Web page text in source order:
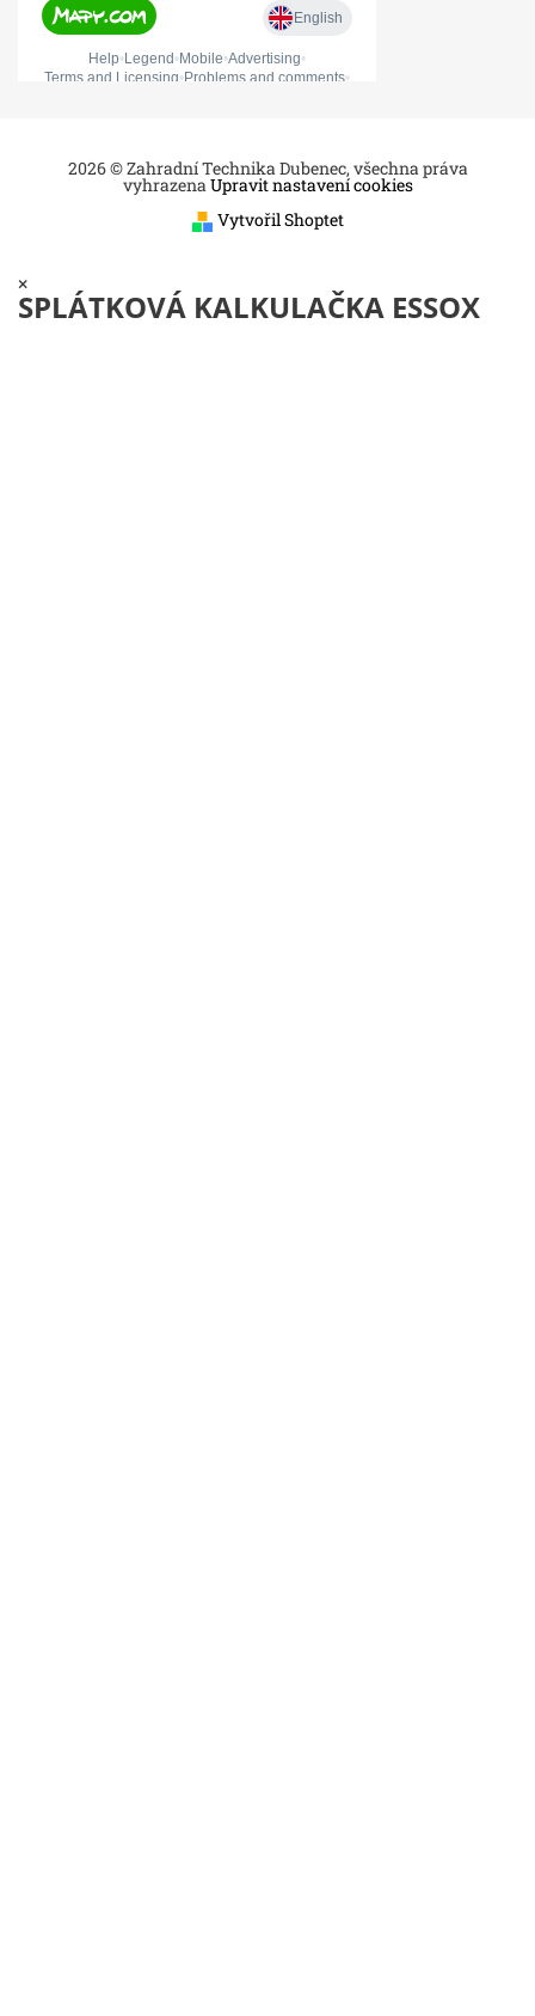
2026 © Zahradní Technika Dubenec, všechna práva
vyhrazenaUpravit nastavení cookies
Vytvořil Shoptet
×
SPLÁTKOVÁ KALKULAČKA ESSOX